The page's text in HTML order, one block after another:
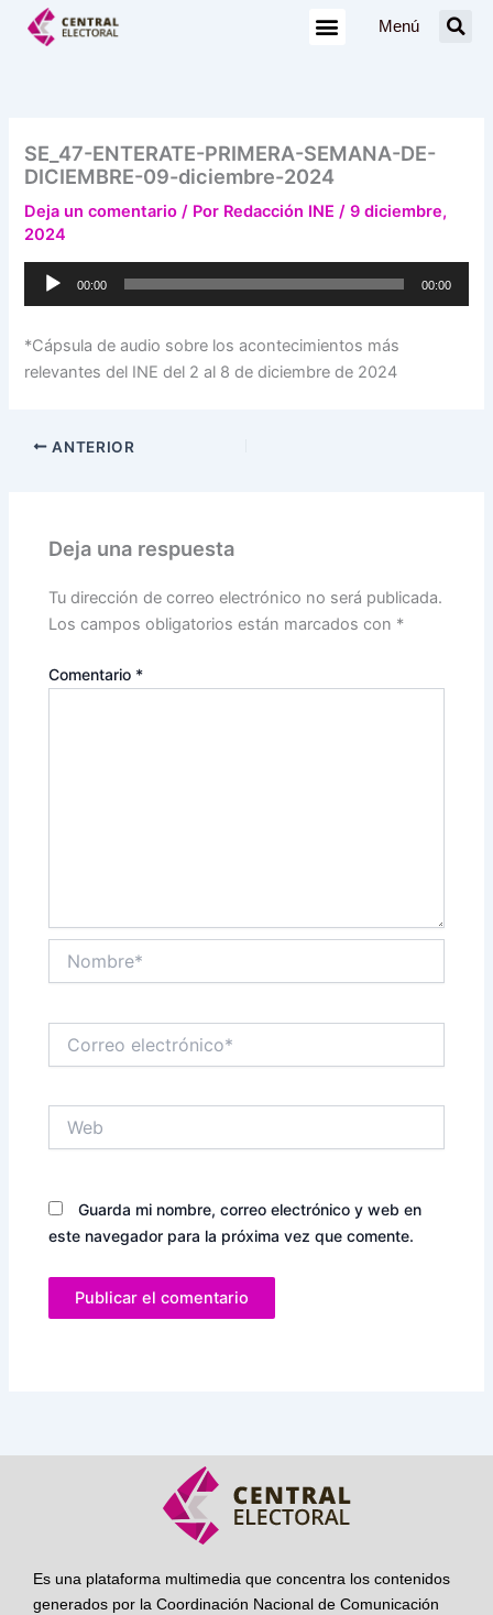
Menú
SE_47-ENTERATE-PRIMERA-SEMANA-DE-
DICIEMBRE-09-diciembre-2024
Deja un comentario / Por Redacción INE/9 diciembre,
2024
Reproductor
00:00 00:00
*Cápsula de audio sobre los acontecimientos más
relevantes del INE del 2 al 8 de diciembre de 2024
ANTERIOR
Deja una respuesta
Tu dirección de correo electrónico no será publicada.
Los campos obligatorios están marcados con *
Comentario *
electrónico*
Guarda mi nombre, correo electrónico y web en
este navegador para la próxima vez que comente.
Es una plataforma multimedia que concentra los contenidos
generados por la Coordinación Nacional de Comunicación